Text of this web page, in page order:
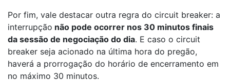
Por fim, vale destacar outra regra do circuit breaker: a
interrupção não pode ocorrer nos 30 minutos finais
da sessão de negociação do dia. E caso o circuit
breaker seja acionado na última hora do pregão,
haverá a prorrogação do horário de encerramento em
no máximo 30 minutos.